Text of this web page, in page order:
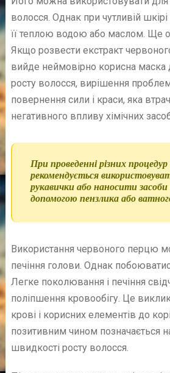
волосся. Однак при чутливій
її теплою водою або маслом. Ще
Якщо розвести екстракт
вийде неймовірно корисна маска
росту волосся, вирішення
повернення сили і краси, яка
негативного впливу хімічних
При проведенні різних
рекомендується
рукавички або наносити засоби
допомогою пензлика або
Використання червоного перцю
печіння голови. Однак
Легке поколювання і печіння
поліпшення кровообігу. Це
крові і корисних елементів до
позитивним чином позначається
швидкості росту волосся.